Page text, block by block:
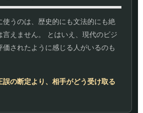
使うのは、歴史的にも文法的にも絶
えません。 とはいえ、現代のビジ
されたように感じる人がいるのも
誤の断定より、相手がどう受け取る